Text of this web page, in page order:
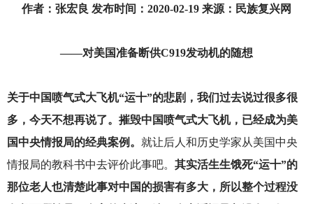
作者：张宏良 发布时间：2020-02-19 来源：民族复兴网
——对美国准备断供C919发动机的随想
关于中国喷气式大飞机“运十”的悲剧，我们过去说过很多很
多，今天不想再说了。摧毁中国喷气式大飞机，已经成为美
国中央情报局的经典案例。 就让后人和历史学家从美国中央
情报局的教科书中去评价此事吧。 其实活生生饿死“运十”的
那位老人也清楚此事对中国的损害有多大，所以整个过程没